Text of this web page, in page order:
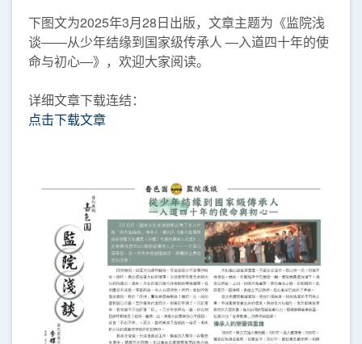
下图文为2025年3月28日出版，文章主题为《监院浅
谈——从少年结缘到国家级传承人 —入道四十年的使
命与初心—》，欢迎大家阅读。
详细文章下载连结：
点击下载文章